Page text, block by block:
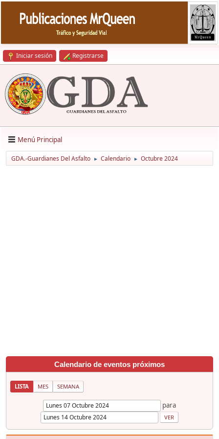
Iniciar sesión Registrarse
Menú Principal
GDA.-Guardianes Del Asfalto ► Calendario ► Octubre 2024
Calendario de eventos próximos
LISTA MES SEMANA
para